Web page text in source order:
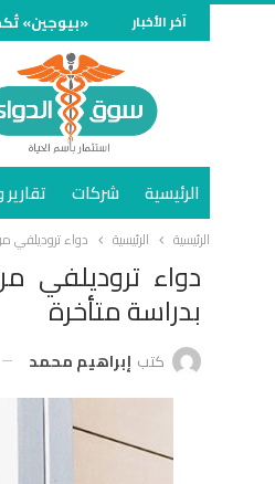
آخر الأخبار «بيوجين»
الرئيسية شركات
الرئيسية الرئيسية دواء تروديلفي
دواء تروديلفي
بدراسة متأخرة
كتب إبراهيم محمد